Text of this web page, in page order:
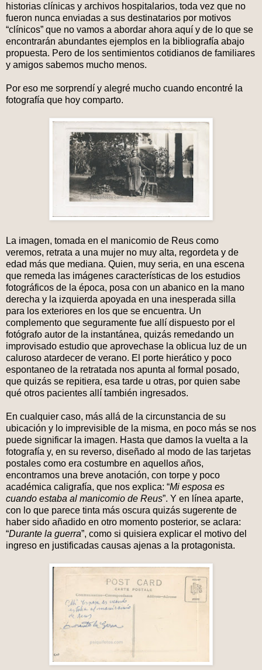
historias clínicas y archivos hospitalarios, toda vez que no
fueron nunca enviadas a sus destinatarios por motivos
“clínicos” que no vamos a abordar ahora aquí y de lo que se
encontrarán abundantes ejemplos en la bibliografía abajo
propuesta. Pero de los sentimientos cotidianos de familiares
y amigos sabemos mucho menos.
Por eso me sorprendí y alegré mucho cuando encontré la
fotografía que hoy comparto.
La imagen, tomada en el manicomio de Reus como
veremos, retrata a una mujer no muy alta, regordeta y de
edad más que mediana. Quien, muy seria, en una escena
que remeda las imágenes características de los estudios
fotográficos de la época, posa con un abanico en la mano
derecha y la izquierda apoyada en una inesperada silla
para los exteriores en los que se encuentra. Un
complemento que seguramente fue allí dispuesto por el
fotógrafo autor de la instantánea, quizás remedando un
improvisado estudio que aprovechase la oblicua luz de un
caluroso atardecer de verano. El porte hierático y poco
espontaneo de la retratada nos apunta al formal posado,
que quizás se repitiera, esa tarde u otras, por quien sabe
qué otros pacientes allí también ingresados.
En cualquier caso, más allá de la circunstancia de su
ubicación y lo imprevisible de la misma, en poco más se nos
puede significar la imagen. Hasta que damos la vuelta a la
fotografía y, en su reverso, diseñado al modo de las tarjetas
postales como era costumbre en aquellos años,
encontramos una breve anotación, con torpe y poco
académica caligrafía, que nos explica: “Mi esposa es
cuando estaba al manicomio de Reus”. Y en línea aparte,
con lo que parece tinta más oscura quizás sugerente de
haber sido añadido en otro momento posterior, se aclara:
“Durante la guerra”, como si quisiera explicar el motivo del
ingreso en justificadas causas ajenas a la protagonista.